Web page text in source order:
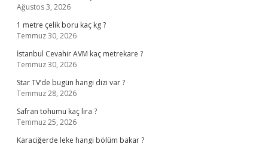
Ağustos 3, 2026
1 metre çelik boru kaç kg ?
Temmuz 30, 2026
İstanbul Cevahir AVM kaç metrekare ?
Temmuz 30, 2026
Star TV’de bugün hangi dizi var ?
Temmuz 28, 2026
Safran tohumu kaç lira ?
Temmuz 25, 2026
Karaciğerde leke hangi bölüm bakar ?